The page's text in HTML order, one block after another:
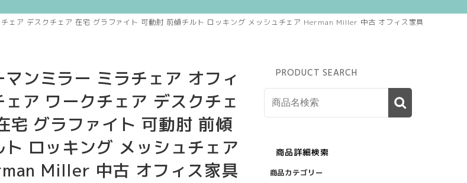
ェア デスクチェア 在宅 グラファイト 可動肘 前傾チルト ロッキング メッシュチェア Herman Miller 中古 オフィス家具
マンミラー ミラチェア オフィ
ェア ワークチェア デスクチェ
宅 グラファイト 可動肘 前傾
ト ロッキング メッシュチェア
Miller 中古 オフィス家具
PRODUCT SEARCH
商品詳細検索
商品カテゴリー